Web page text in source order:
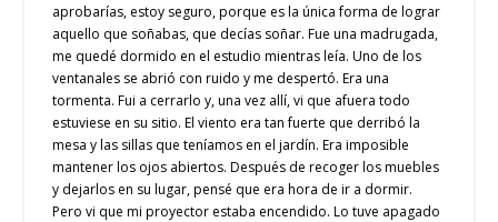
aprobarías, estoy seguro, porque es la única forma de lograr
aquello que soñabas, que decías soñar. Fue una madrugada,
me quedé dormido en el estudio mientras leía. Uno de los
ventanales se abrió con ruido y me despertó. Era una
tormenta. Fui a cerrarlo y, una vez allí, vi que afuera todo
estuviese en su sitio. El viento era tan fuerte que derribó la
mesa y las sillas que teníamos en el jardín. Era imposible
mantener los ojos abiertos. Después de recoger los muebles
y dejarlos en su lugar, pensé que era hora de ir a dormir.
Pero vi que mi proyector estaba encendido. Lo tuve apagado